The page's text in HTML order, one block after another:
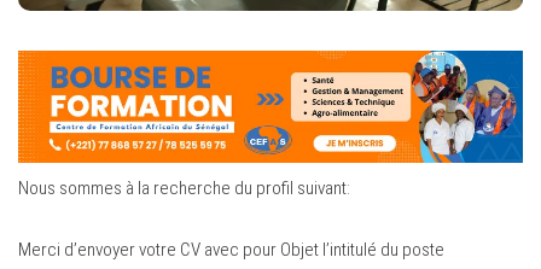
Nous sommes à la recherche du profil suivant:
Merci d’envoyer votre CV avec pour Objet l’intitulé du poste